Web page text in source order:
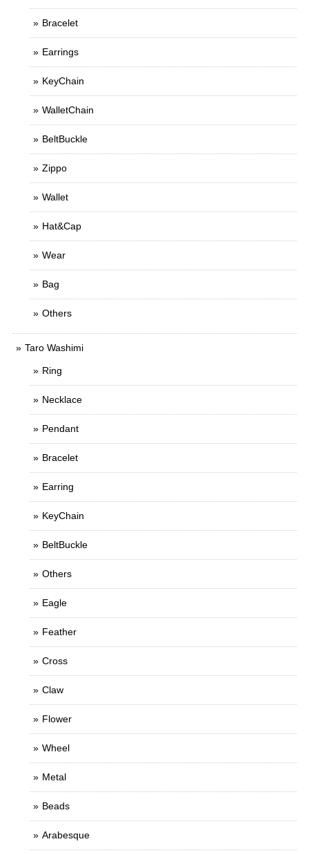
Bracelet
Earrings
KeyChain
WalletChain
BeltBuckle
Zippo
Wallet
Hat&Cap
Wear
Bag
Others
Taro Washimi
Ring
Necklace
Pendant
Bracelet
Earring
KeyChain
BeltBuckle
Others
Eagle
Feather
Cross
Claw
Flower
Wheel
Metal
Beads
Arabesque